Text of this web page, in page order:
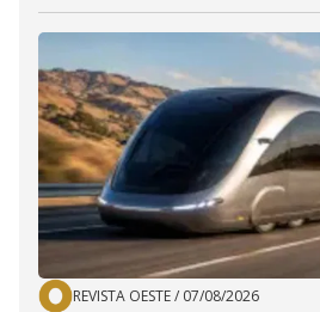
REVISTA OESTE/ 07/08/2026